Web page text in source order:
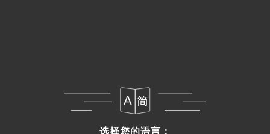
选择您的语言：
选择您的语言：